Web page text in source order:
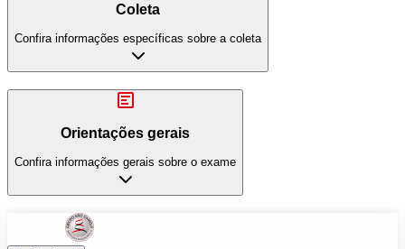
Coleta
Confira informações específicas sobre a coleta
Orientações gerais
Confira informações gerais sobre o exame